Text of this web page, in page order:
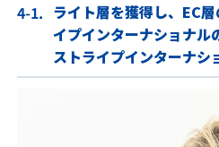
ライト層を獲得し、EC
イプインターナショナル
ストライプインターナシ